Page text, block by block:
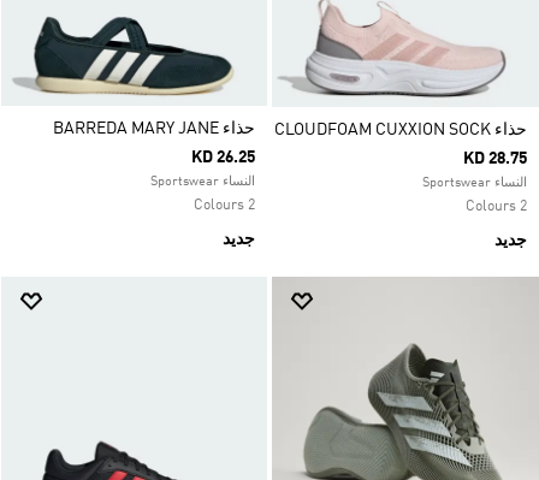
حذاء CLOUDFOAM CUXXION SOCK
KD 28.75
النساء Sportswear
2 Colours
جديد
حذاء BARREDA MARY JANE
KD 26.25
النساء Sportswear
2 Colours
جديد